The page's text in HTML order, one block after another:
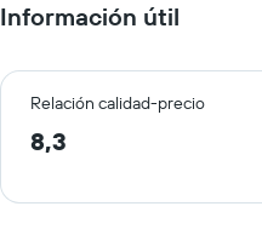
Información útil
Relación calidad-precio
8,3